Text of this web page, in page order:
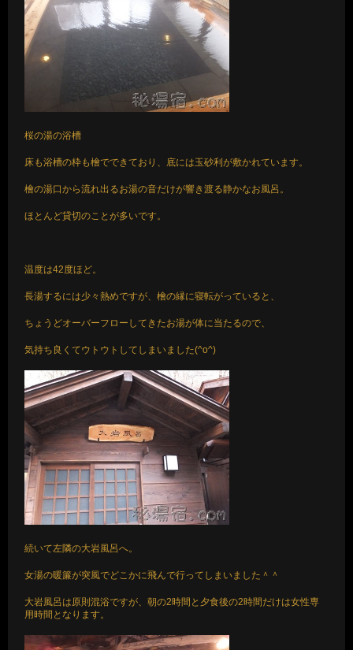
桜の湯の浴槽
床も浴槽の枠も檜でできており、底には玉砂利が敷かれています。
檜の湯口から流れ出るお湯の音だけが響き渡る静かなお風呂。
ほとんど貸切のことが多いです。
温度は42度ほど。
長湯するには少々熱めですが、檜の縁に寝転がっていると、
ちょうどオーバーフローしてきたお湯が体に当たるので、
気持ち良くてウトウトしてしまいました(^o^)
続いて左隣の大岩風呂へ。
女湯の暖簾が突風でどこかに飛んで行ってしまいました＾＾
大岩風呂は原則混浴ですが、朝の2時間と夕食後の2時間だけは女性専
用時間となります。